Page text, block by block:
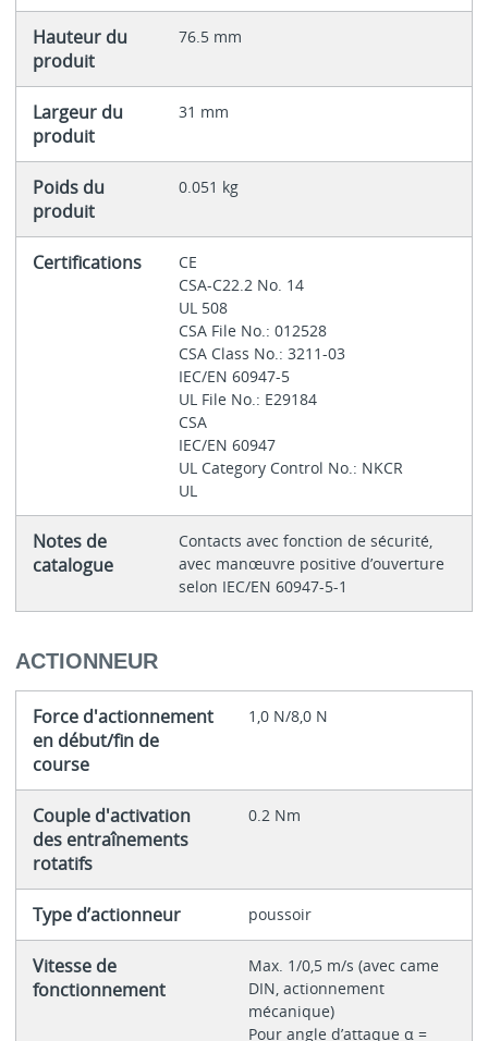
Hauteur du
produit
76.5 mm
Largeur du
produit
31 mm
Poids du
produit
0.051 kg
Certifications
CE
CSA-C22.2 No. 14
UL 508
CSA File No.: 012528
CSA Class No.: 3211-03
IEC/EN 60947-5
UL File No.: E29184
CSA
IEC/EN 60947
UL Category Control No.: NKCR
UL
Notes de
catalogue
Contacts avec fonction de sécurité,
avec manœuvre positive d’ouverture
selon IEC/EN 60947-5-1
ACTIONNEUR
Force d'actionnement
en début/fin de
course
1,0 N/8,0 N
Couple d'activation
des entraînements
rotatifs
0.2 Nm
Type d’actionneur poussoir
Vitesse de
fonctionnement
Max. 1/0,5 m/s (avec came
DIN, actionnement
mécanique)
Pour angle d’attaque α =